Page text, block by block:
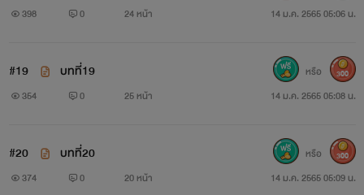
398 0 24 หน้า 14 ม.ค. 2565 05:06 น.
#19 บทที่19
354 0 25 หน้า 14 ม.ค. 2565 05:08 น.
หรือ 300
#20 บทที่20
374 0 20 หน้า 14 ม.ค. 2565 05:09 น.
หรือ 300